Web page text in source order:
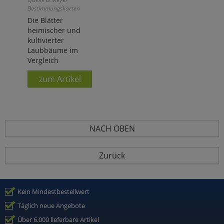
Bestimmungskarten
Die Blätter
heimischer und
kultivierter
Laubbäume im
Vergleich
zum Artikel
NACH OBEN
Zurück
Kein Mindestbestellwert
Täglich neue Angebote
Über 6.000 lieferbare Artikel